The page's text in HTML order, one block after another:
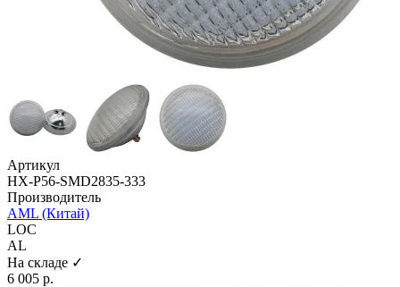
Артикул
HX-P56-SMD2835-333
Производитель
AML (Китай)
LOC
AL
На складе ✓
6 005 р.